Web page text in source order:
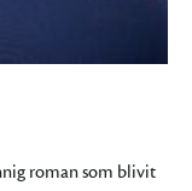
roman som blivit